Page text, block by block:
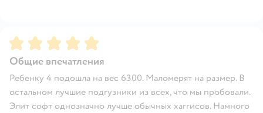
Рейтинг:5
Общие впечатления
Ребенку 4 подошла на вес 6300. Маломерят на размер. В
остальном лучшие подгузники из всех, что мы пробовали.
Элит софт однозначно лучше обычных хаггисов. Намного